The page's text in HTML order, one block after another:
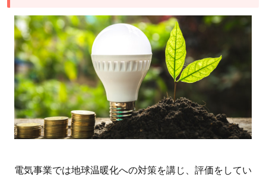
電気事業では地球温暖化への対策を講じ、評価をしてい